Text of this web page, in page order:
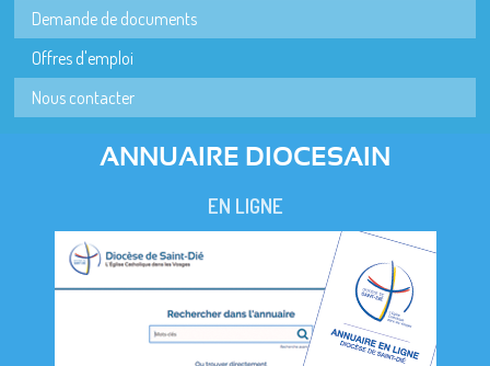
Demande de documents
Offres d'emploi
Nous contacter
ANNUAIRE DIOCESAIN
EN LIGNE